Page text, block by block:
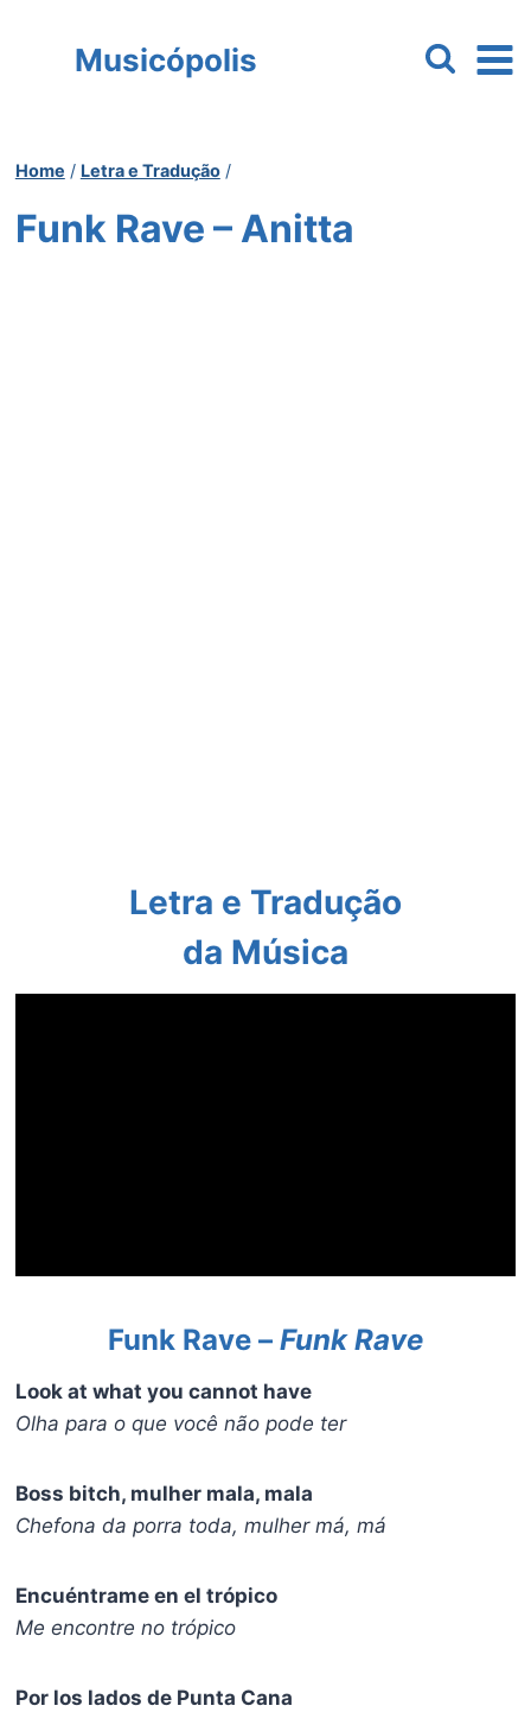
Musicópolis
Home / Letra e Tradução /
Funk Rave – Anitta
Letra e Tradução
da Música
Funk Rave – Funk Rave
Look at what you cannot have
Olha para o que você não pode ter
Boss bitch, mulher mala, mala
Chefona da porra toda, mulher má, má
Encuéntrame en el trópico
Me encontre no trópico
Por los lados de Punta Cana